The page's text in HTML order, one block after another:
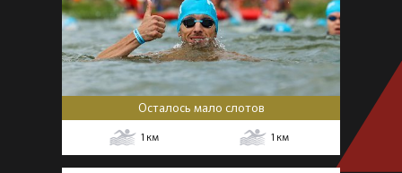
Осталось мало слотов
1 км 1 км